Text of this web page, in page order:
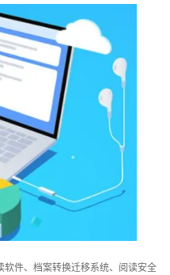
件、档案转换迁移系统、阅读安全